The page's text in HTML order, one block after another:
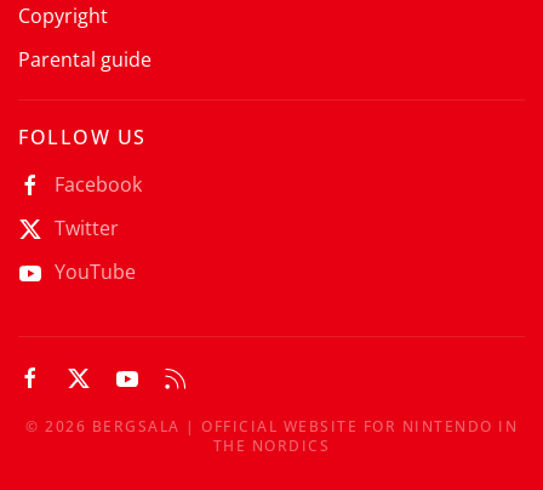
Copyright
Parental guide
FOLLOW US
Facebook
Twitter
YouTube
© 2026 BERGSALA | OFFICIAL WEBSITE FOR NINTENDO IN
THE NORDICS